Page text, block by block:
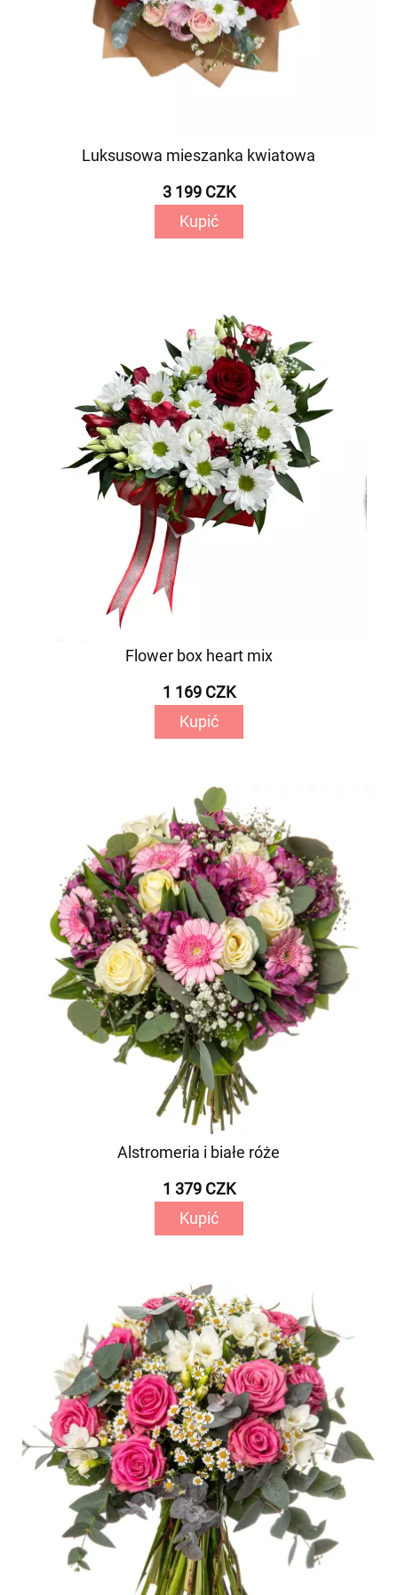
Luksusowa mieszanka kwiatowa
3 199 CZK
Kupić
Flower box heart mix
1 169 CZK
Kupić
Alstromeria i białe róże
1 379 CZK
Kupić